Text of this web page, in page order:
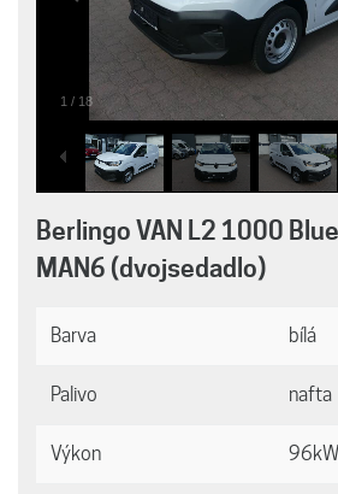
1 / 18
Berlingo VAN L2 1000
MAN6 (dvojsedadlo)
Barva bílá
Palivo nafta
Výkon